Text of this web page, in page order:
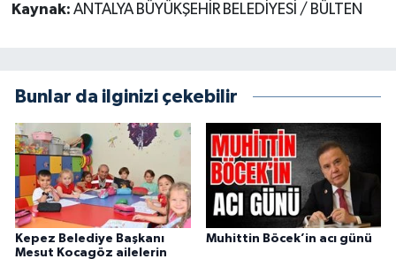
Kaynak: ANTALYA BÜYÜKŞEHİR BELEDİYESİ / BÜLTEN
Bunlar da ilginizi çekebilir
Kepez Belediye Başkanı
Mesut Kocagöz ailelerin
Muhittin Böcek’in acı günü